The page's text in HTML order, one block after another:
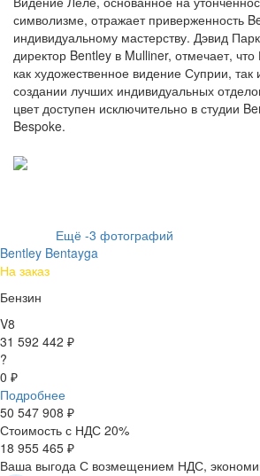
символизме, отражает приверженность
индивидуальному мастерству. Дэвид
директор Bentley в Mulliner, отмечает,
как художественное видение Суприи,
создании лучших индивидуальных
цвет доступен исключительно в студии
Bespoke.
Ещё -3 фотографий
Bentley Bentayga
На заказ
Бензин
V8
31 592 442 ₽
?
0 ₽
Подробнее
50 547 908 ₽
Стоимость с НДС 20%
18 955 465 ₽
Ваша выгода С возмещением НДС,